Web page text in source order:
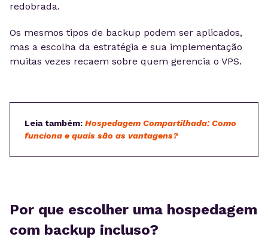
redobrada.
Os mesmos tipos de backup podem ser aplicados,
mas a escolha da estratégia e sua implementação
muitas vezes recaem sobre quem gerencia o VPS.
Leia também: Hospedagem Compartilhada: Como
funciona e quais são as vantagens?
Por que escolher uma hospedagem
com backup incluso?